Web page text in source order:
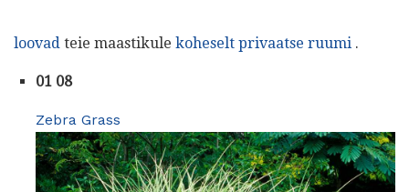
loovad teie maastikule koheselt privaatse ruumi .
01 08
Zebra Grass